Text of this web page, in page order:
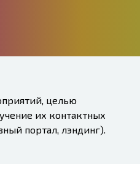
целью
их контактных
портал, лэндинг).